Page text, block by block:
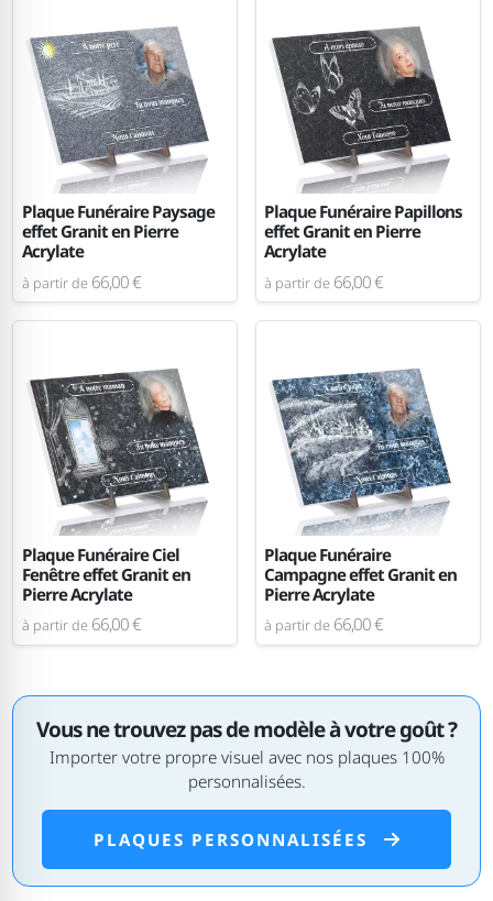
Plaque Funéraire Paysage
effet Granit en Pierre
Acrylate
à partir de 66,00 €
Plaque Funéraire Papillons
effet Granit en Pierre
Acrylate
à partir de 66,00 €
Plaque Funéraire Ciel
Fenêtre effet Granit en
Pierre Acrylate
à partir de 66,00 €
Plaque Funéraire
Campagne effet Granit en
Pierre Acrylate
à partir de 66,00 €
Vous ne trouvez pas de modèle à votre goût ?
Importer votre propre visuel avec nos plaques 100%
personnalisées.
PLAQUES PERSONNALISÉES